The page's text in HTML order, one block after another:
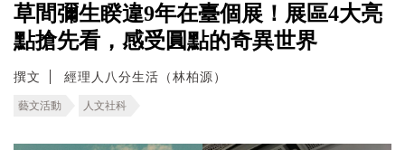
草間彌生睽違9年在臺個展！展區4大亮
點搶先看，感受圓點的奇異世界
撰文 經理人八分生活（林柏源）
藝文活動 人文社科